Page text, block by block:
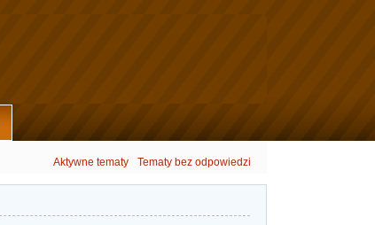
Aktywne tematy Tematy bez odpowiedzi